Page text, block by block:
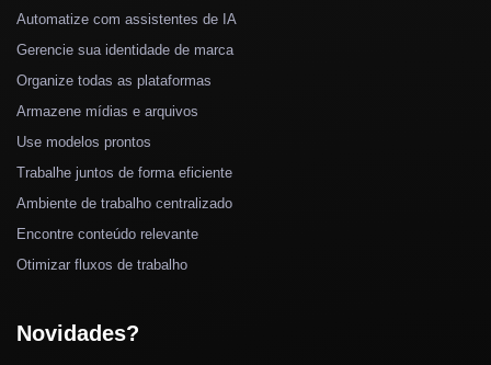
Automatize com assistentes de IA
Gerencie sua identidade de marca
Organize todas as plataformas
Armazene mídias e arquivos
Use modelos prontos
Trabalhe juntos de forma eficiente
Ambiente de trabalho centralizado
Encontre conteúdo relevante
Otimizar fluxos de trabalho
Novidades?